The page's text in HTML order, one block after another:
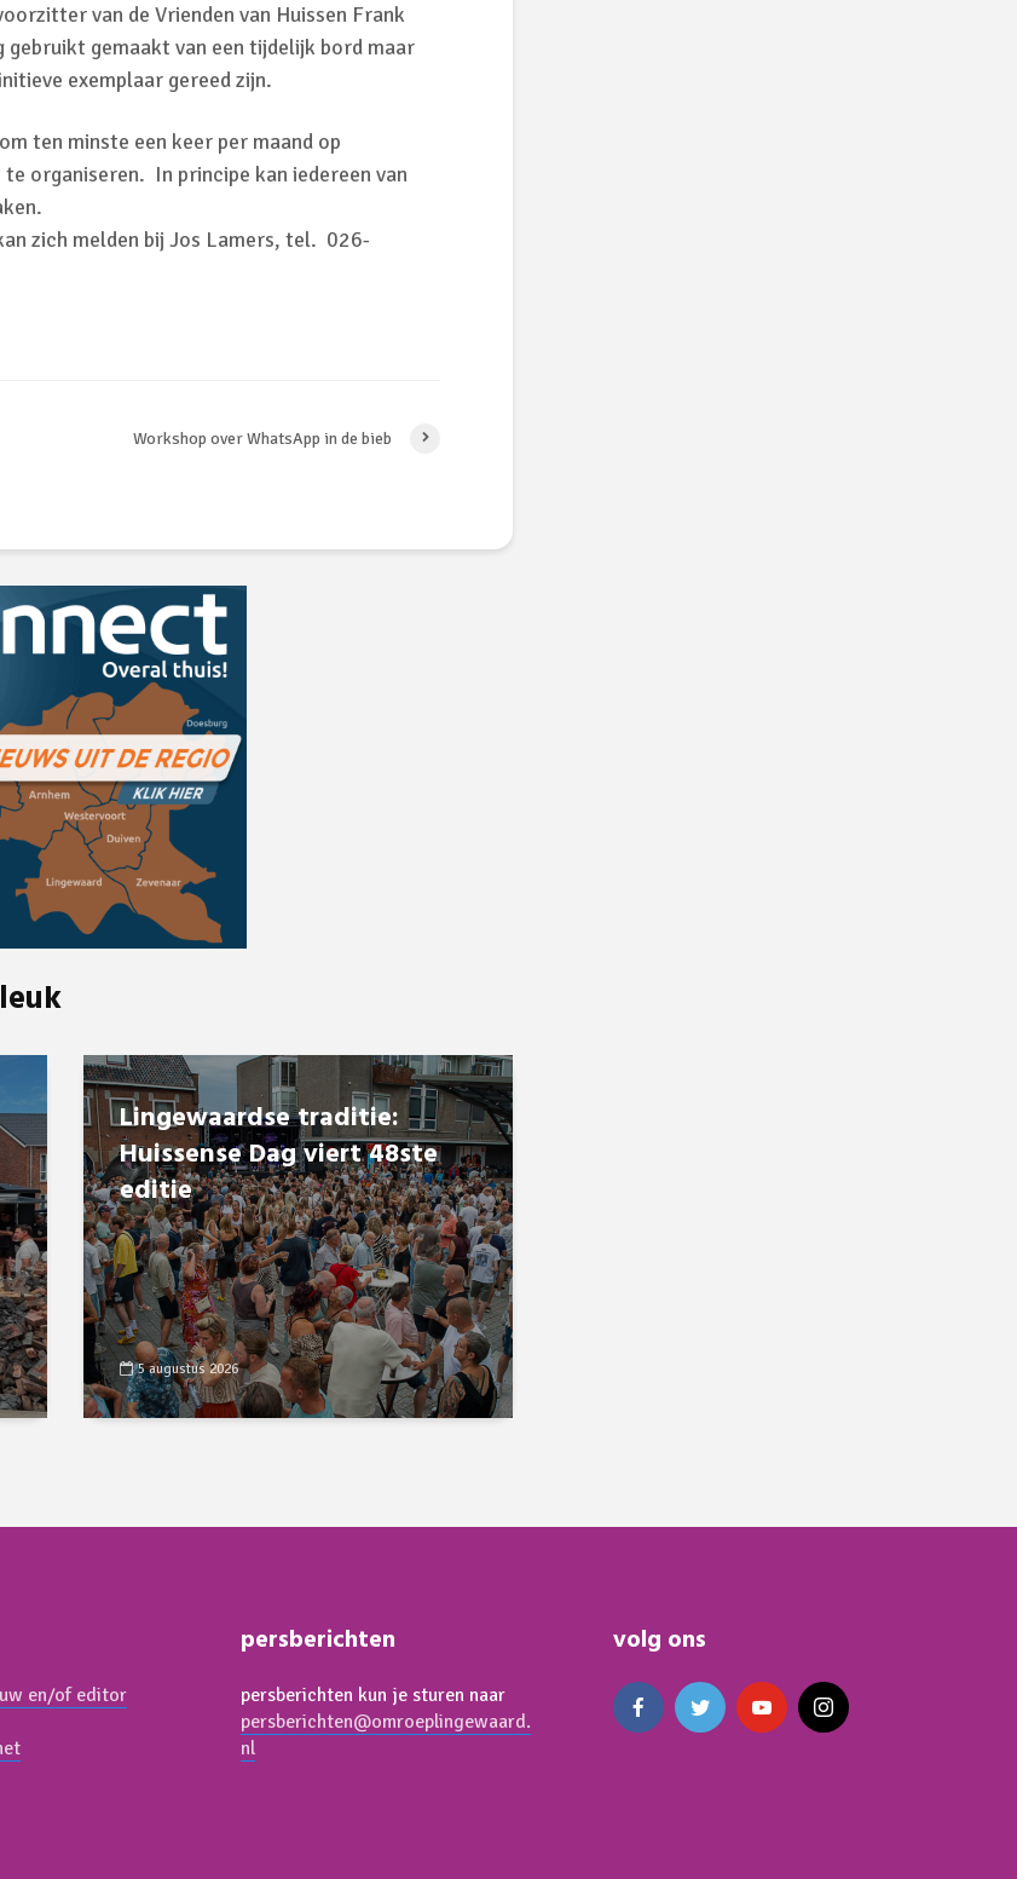
van de Vrienden van Huissen Frank
gebruikt gemaakt van een tijdelijk bord maar
exemplaar gereed zijn.
ten minste een keer per maand op
organiseren. In principe kan iedereen van
zich melden bij Jos Lamers, tel. 026-
Workshop over WhatsApp in de bieb
Lingewaardse traditie:
Huissense Dag viert 48ste
editie
5 augustus 2026
en/of editor
persberichten
persberichten kun je sturen naar
persberichten@omroeplingewaard.
nl
volg ons